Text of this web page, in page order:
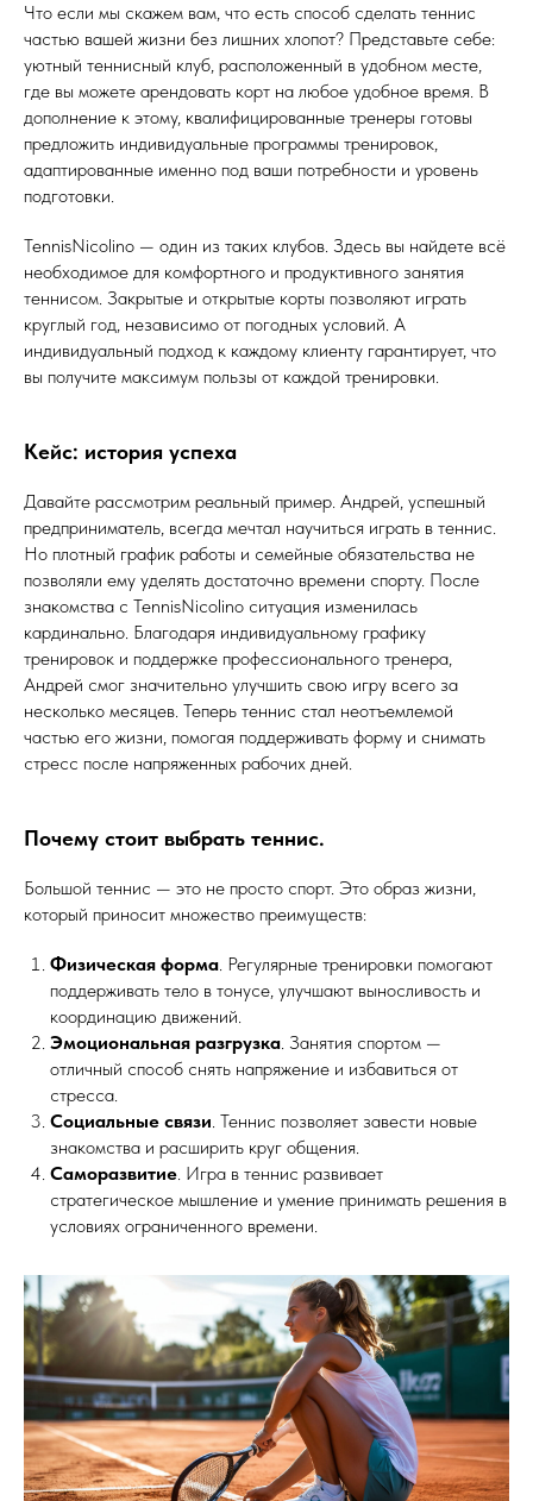
Что если мы скажем вам, что есть способ сделать теннис
частью вашей жизни без лишних хлопот? Представьте себе:
уютный теннисный клуб, расположенный в удобном месте,
где вы можете арендовать корт на любое удобное время. В
дополнение к этому, квалифицированные тренеры готовы
предложить индивидуальные программы тренировок,
адаптированные именно под ваши потребности и уровень
подготовки.
TennisNicolino — один из таких клубов. Здесь вы найдете всё
необходимое для комфортного и продуктивного занятия
теннисом. Закрытые и открытые корты позволяют играть
круглый год, независимо от погодных условий. А
индивидуальный подход к каждому клиенту гарантирует, что
вы получите максимум пользы от каждой тренировки.
Кейс: история успеха
Давайте рассмотрим реальный пример. Андрей, успешный
предприниматель, всегда мечтал научиться играть в теннис.
Но плотный график работы и семейные обязательства не
позволяли ему уделять достаточно времени спорту. После
знакомства с TennisNicolino ситуация изменилась
кардинально. Благодаря индивидуальному графику
тренировок и поддержке профессионального тренера,
Андрей смог значительно улучшить свою игру всего за
несколько месяцев. Теперь теннис стал неотъемлемой
частью его жизни, помогая поддерживать форму и снимать
стресс после напряженных рабочих дней.
Почему стоит выбрать теннис.
Большой теннис — это не просто спорт. Это образ жизни,
который приносит множество преимуществ:
Физическая форма. Регулярные тренировки помогают
поддерживать тело в тонусе, улучшают выносливость и
координацию движений.
Эмоциональная разгрузка. Занятия спортом —
отличный способ снять напряжение и избавиться от
стресса.
Социальные связи. Теннис позволяет завести новые
знакомства и расширить круг общения.
Саморазвитие. Игра в теннис развивает
стратегическое мышление и умение принимать решения в
условиях ограниченного времени.